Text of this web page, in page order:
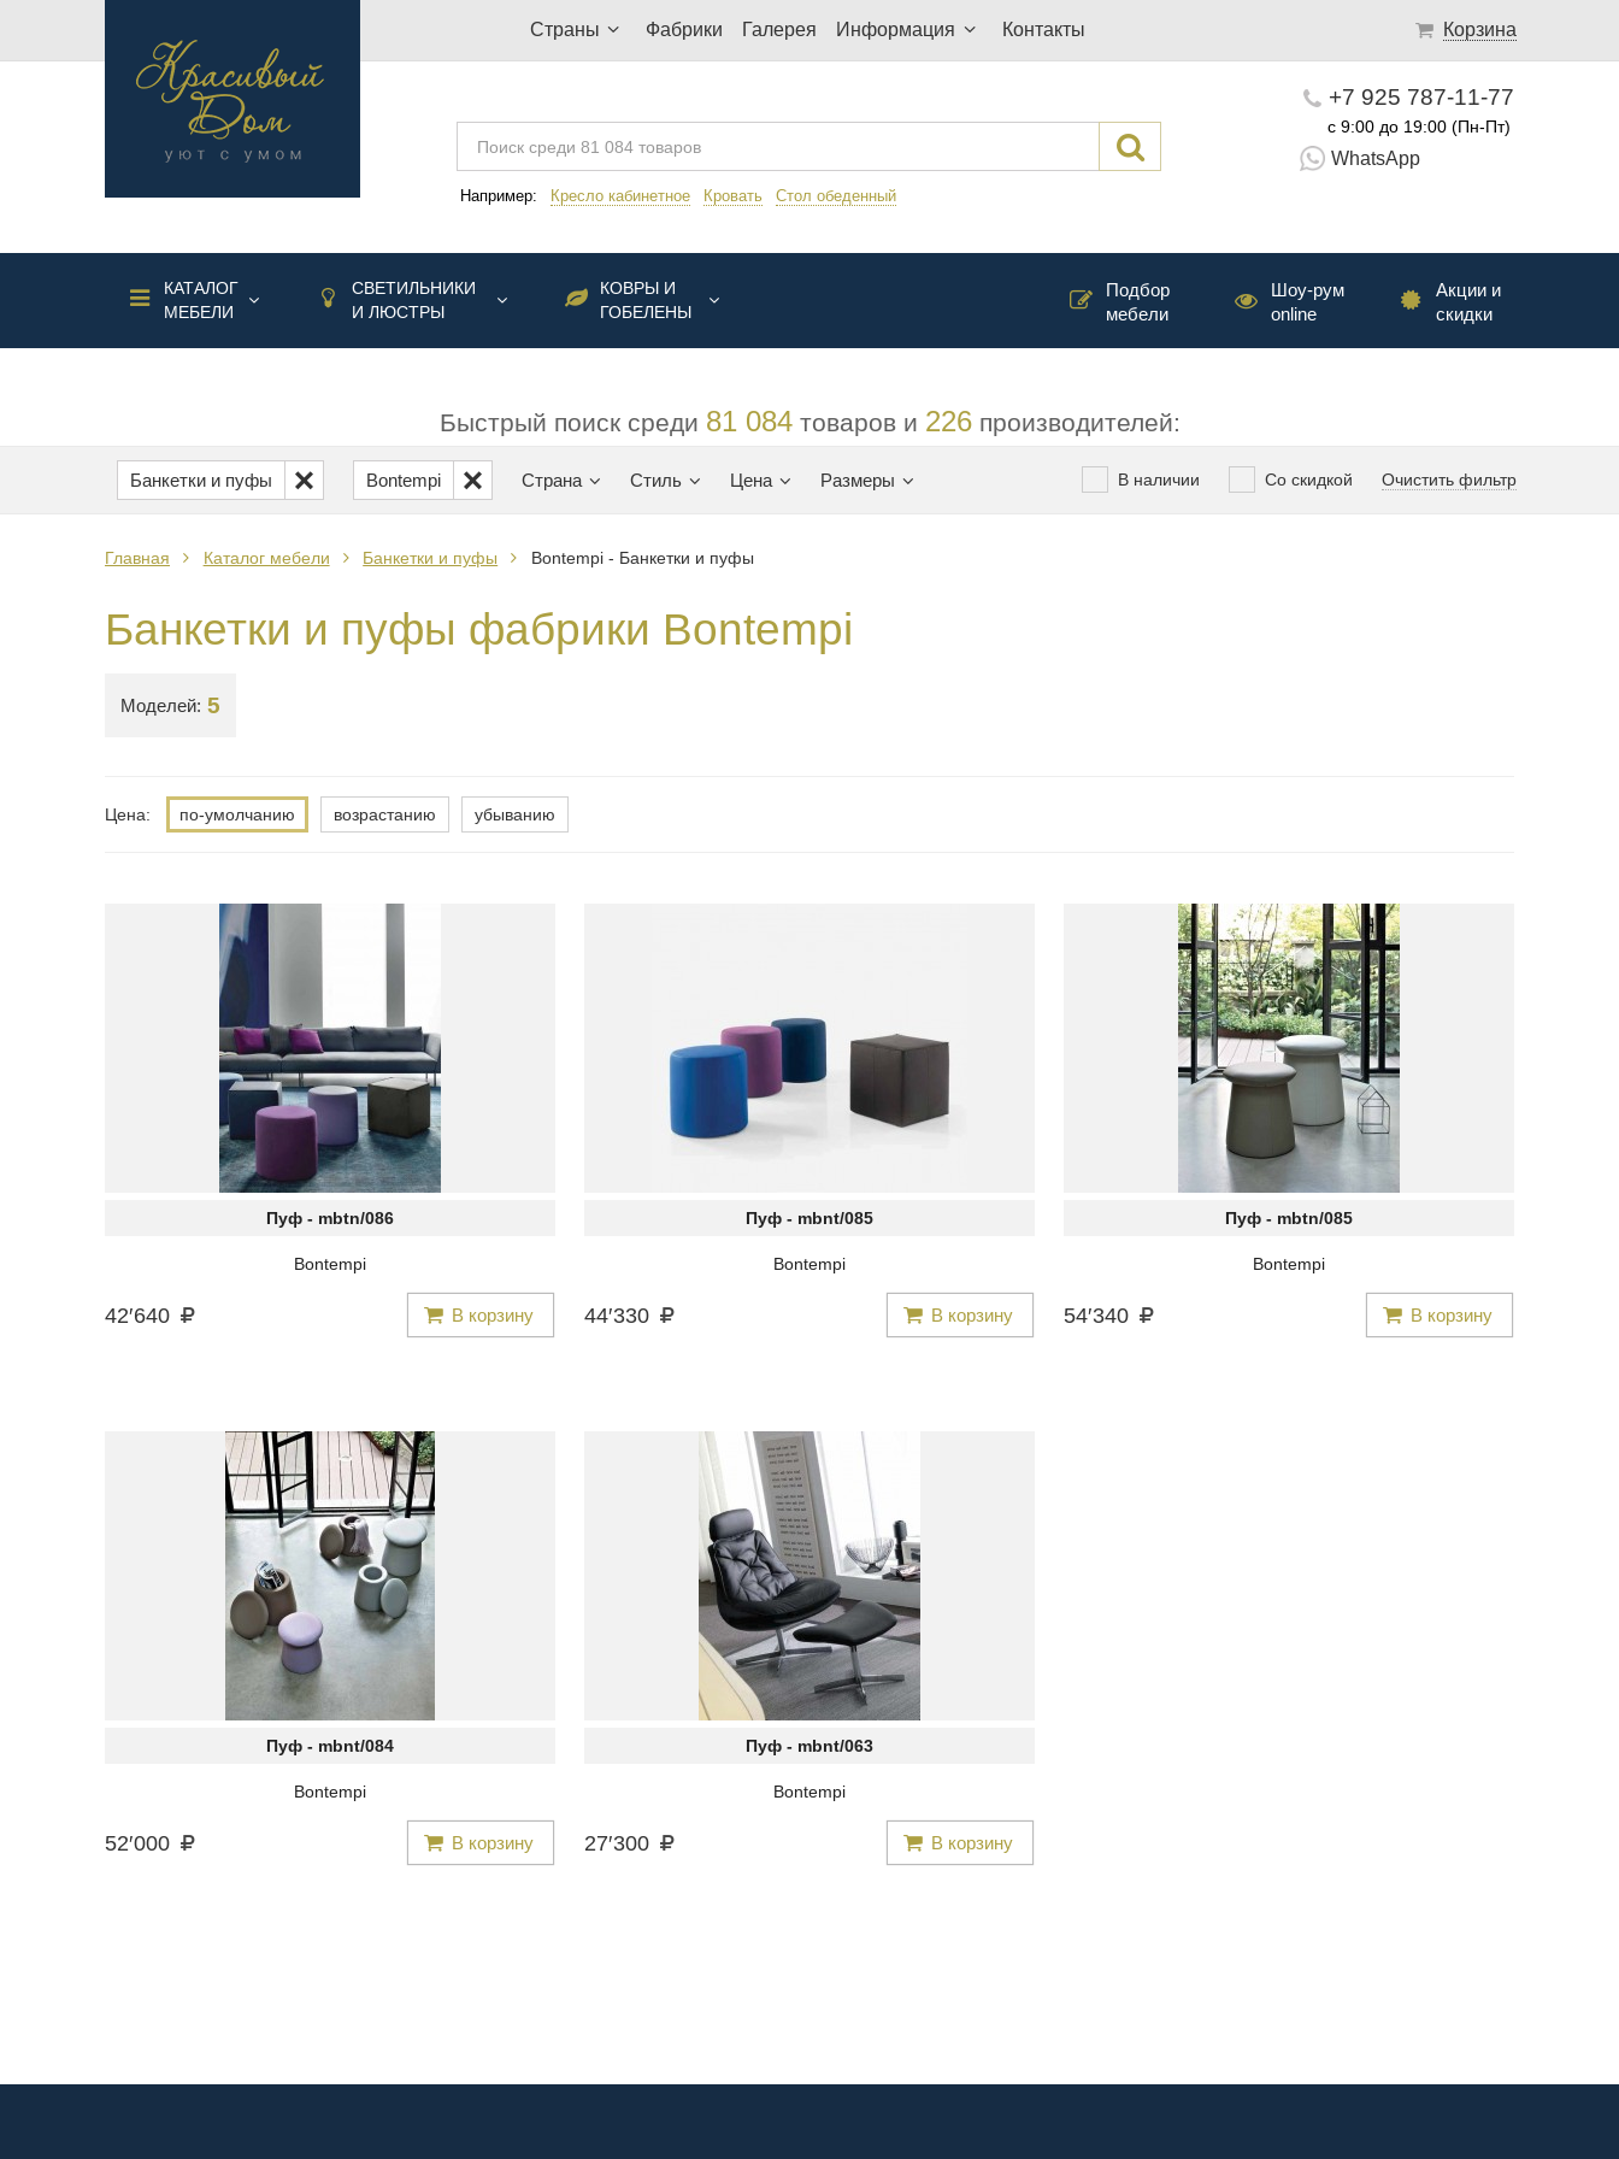
Страны Фабрики Галерея Информация Контакты Корзина
Например: Кресло кабинетное Кровать Стол обеденный
+7 925 787-11-77
с 9:00 до 19:00 (Пн-Пт)
WhatsApp
КАТАЛОГ
МЕБЕЛИ
СВЕТИЛЬНИКИ
И ЛЮСТРЫ
КОВРЫ И
ГОБЕЛЕНЫ
Акции и
скидки
Шоу-рум
online
Подбор
мебели
Быстрый поиск среди 81 084товаров и 226производителей:
Банкетки и пуфы Bontempi Страна Стиль Цена Размеры Очистить фильтр
Со скидкой
В наличии
Главная Каталог мебели Банкетки и пуфы Bontempi - Банкетки и пуфы
Банкетки и пуфы фабрики Bontempi
Моделей: 5
Цена: по-умолчанию возрастанию убыванию
Пуф - mbtn/086
Bontempi
42′640 В корзину
Пуф - mbnt/085
Bontempi
44′330 В корзину
Пуф - mbtn/085
Bontempi
54′340 В корзину
Пуф - mbnt/084
Bontempi
52′000 В корзину
Пуф - mbnt/063
Bontempi
27′300 В корзину